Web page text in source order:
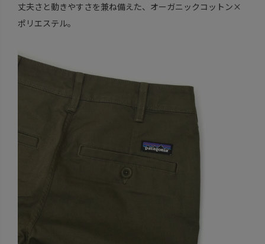
丈夫さと動きやすさを兼ね備えた、オーガニックコットン×
ポリエステル。